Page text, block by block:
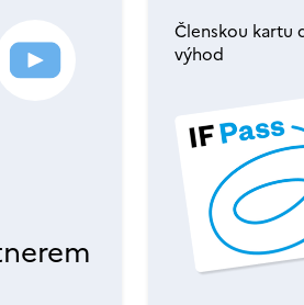
Členskou kartu
výhod